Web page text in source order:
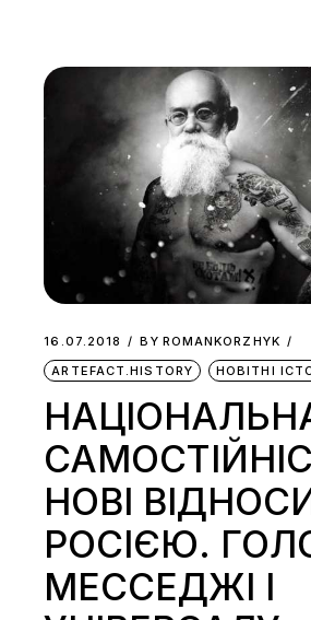
16.07.2018 BY ROMANKORZHYK
ARTEFACT.HISTORY
НОВІТНІ
НОВІ
РОСІЄЮ.
МЕССЕДЖІ І